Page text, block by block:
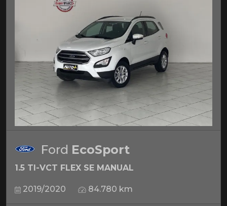
Ford EcoSport
1.5 TI-VCT FLEX SE MANUAL
2019/2020 84.780 km